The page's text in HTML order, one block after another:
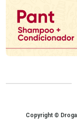
CopyrightCopyright ©